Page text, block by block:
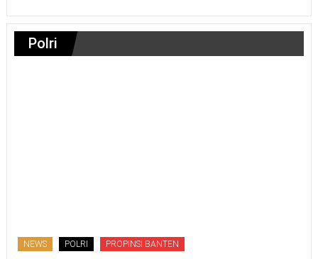
Polri
NEWS POLRI PROPINSI BANTEN